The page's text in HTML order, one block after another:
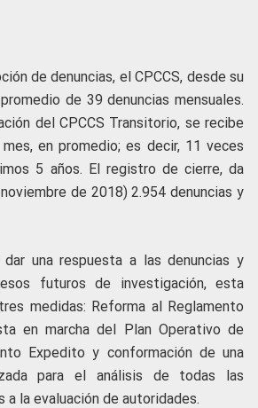
de denuncias, el CPCCS, desde su
de 39 denuncias mensuales.
del CPCCS Transitorio, se recibe
en promedio; es decir, 11 veces
5 años. El registro de cierre, da
de 2018) 2.954 denuncias y
una respuesta a las denuncias y
futuros de investigación, esta
medidas: Reforma al Reglamento
en marcha del Plan Operativo de
Expedito y conformación de una
para el análisis de todas las
a la evaluación de autoridades.